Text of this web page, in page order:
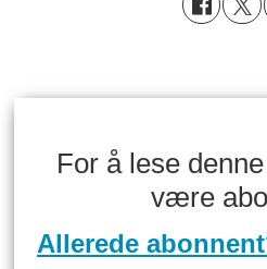
For å lese
være
Allerede